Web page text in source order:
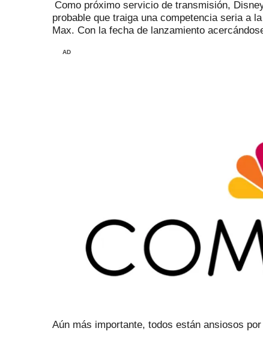
Como próximo servicio de transmisión,
probable que traiga una competencia seria a
Max. Con la fecha de lanzamiento
AD
Aún más importante, todos están ansiosos